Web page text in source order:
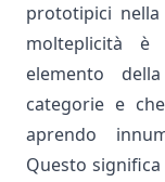
prototipici nella
molteplicità
elemento
categorie e
aprendo
Questo